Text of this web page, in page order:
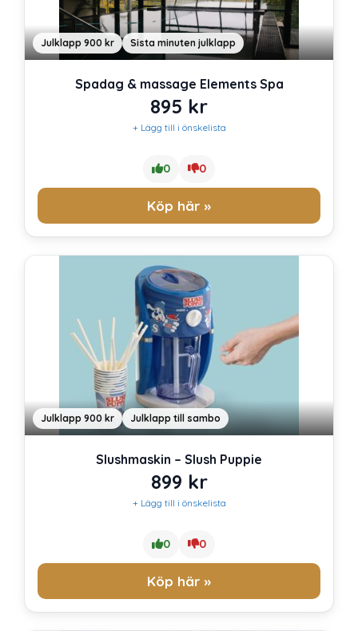
Julklapp 900 kr Sista minuten julklapp
Spadag & massage Elements Spa
895 kr
+ Lägg till i önskelista
0 0
Köp här »
Julklapp 900 kr Julklapp till sambo
Slushmaskin – Slush Puppie
899 kr
+ Lägg till i önskelista
0 0
Köp här »